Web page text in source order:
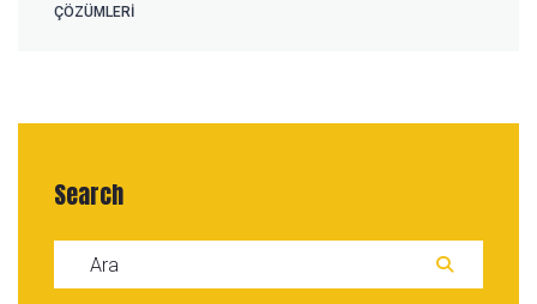
ÇÖZÜMLERI
Search
Search for: